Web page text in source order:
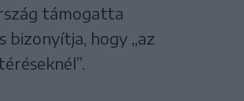
támogatta
bizonyítja, hogy „az